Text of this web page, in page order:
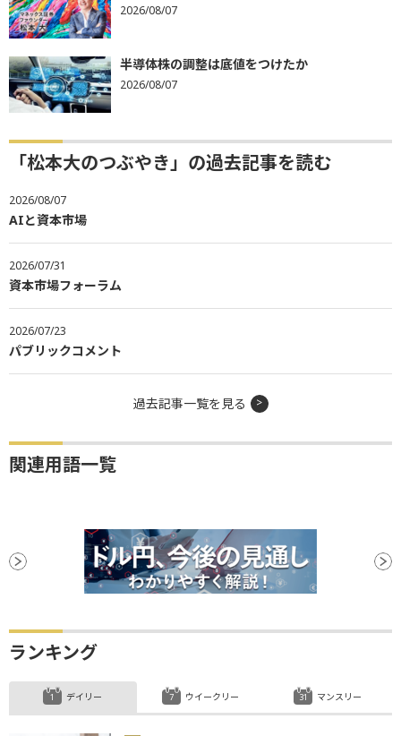
2026/08/07
半導体株の調整は底値をつけたか
2026/08/07
「松本大のつぶやき」の過去記事を読む
2026/08/07
AIと資本市場
2026/07/31
資本市場フォーラム
2026/07/23
パブリックコメント
過去記事一覧を見る
関連用語一覧
ランキング
デイリー ウイークリー マンスリー